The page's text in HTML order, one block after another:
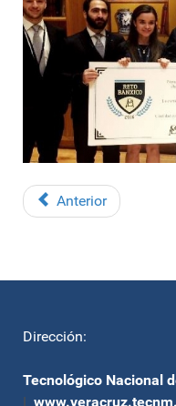
Anterior
Dirección:
Tecnológico Nacional
|